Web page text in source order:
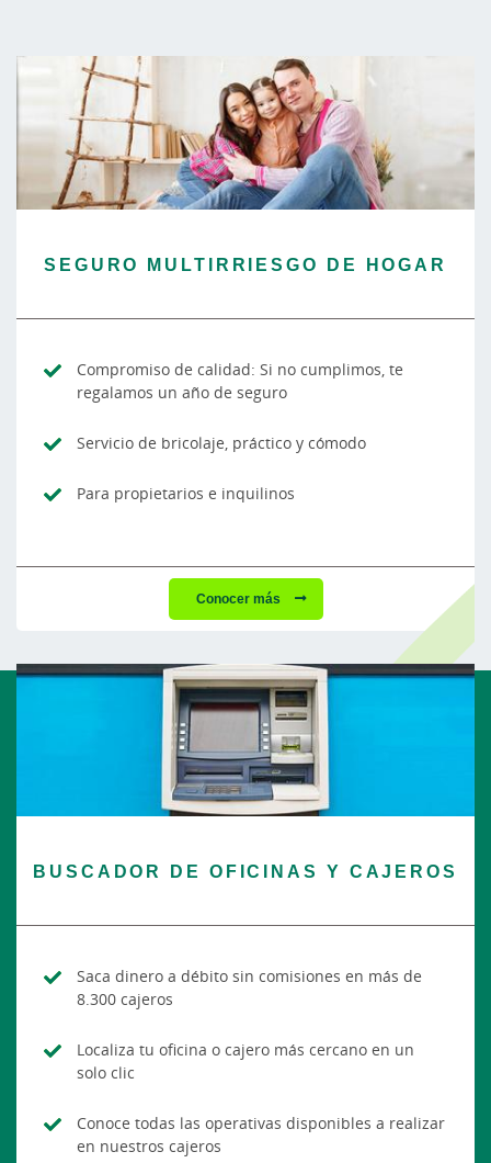
SEGURO MULTIRRIESGO DE HOGAR
Compromiso de calidad: Si no cumplimos, te
regalamos un año de seguro
Servicio de bricolaje, práctico y cómodo
Para propietarios e inquilinos
Conocer más
BUSCADOR DE OFICINAS Y CAJEROS
Saca dinero a débito sin comisiones en más de
8.300 cajeros
Localiza tu oficina o cajero más cercano en un
solo clic
Conoce todas las operativas disponibles a realizar
en nuestros cajeros